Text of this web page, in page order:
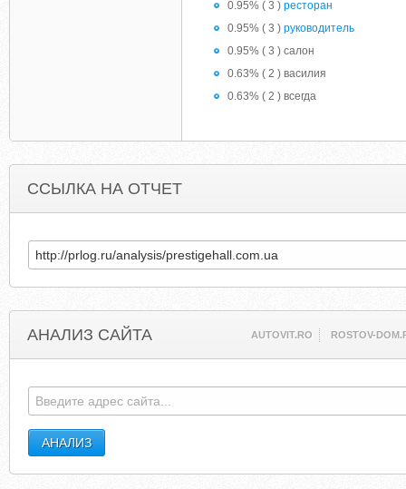
0.95% ( 3 ) ресторан
0.95% ( 3 ) руководитель
0.95% ( 3 ) салон
0.63% ( 2 ) василия
0.63% ( 2 ) всегда
ССЫЛКА НА ОТЧЕТ
АНАЛИЗ САЙТА AUTOVIT.RO ROSTOV-